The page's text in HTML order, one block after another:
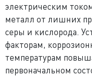
электрическим
металл от лишних
серы и кислорода.
факторам,
температурам
первоначальном